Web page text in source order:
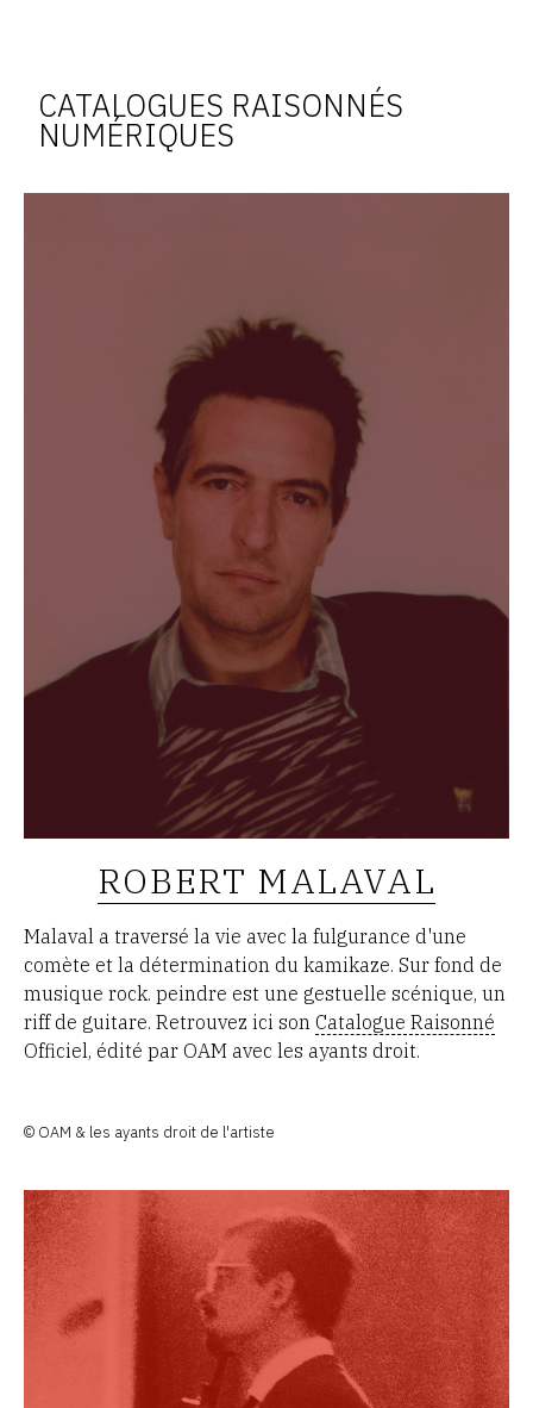
CATALOGUES RAISONNÉS
NUMÉRIQUES
ROBERT MALAVAL
Malaval a traversé la vie avec la fulgurance d'une
comète et la détermination du kamikaze. Sur fond de
musique rock. peindre est une gestuelle scénique, un
riff de guitare. Retrouvez ici son Catalogue Raisonné
Officiel, édité par OAM avec les ayants droit.
© OAM & les ayants droit de l'artiste